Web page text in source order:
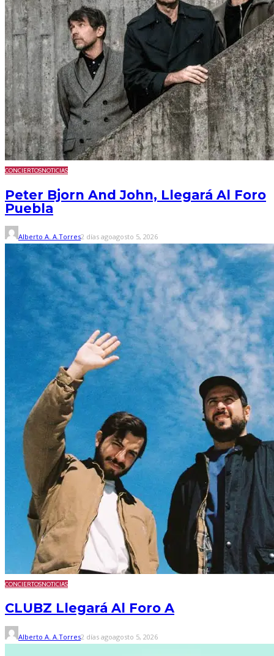
CONCIERTOSNOTICIAS
Peter Bjorn And John, Llegará Al Foro
Puebla
Alberto A. A.Torres2 días agoagosto 5, 2026
CONCIERTOSNOTICIAS
CLUBZ Llegará Al Foro A
Alberto A. A.Torres2 días agoagosto 5, 2026